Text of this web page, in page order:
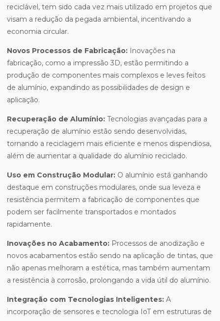
reciclável, tem sido cada vez mais utilizado em projetos que
visam a redução da pegada ambiental, incentivando a
economia circular.
Novos Processos de Fabricação: Inovações na
fabricação, como a impressão 3D, estão permitindo a
produção de componentes mais complexos e leves feitos
de alumínio, expandindo as possibilidades de design e
aplicação.
Recuperação de Alumínio: Tecnologias avançadas para a
recuperação de alumínio estão sendo desenvolvidas,
tornando a reciclagem mais eficiente e menos dispendiosa,
além de aumentar a qualidade do alumínio reciclado.
Uso em Construção Modular: O alumínio está ganhando
destaque em construções modulares, onde sua leveza e
resistência permitem a fabricação de componentes que
podem ser facilmente transportados e montados
rapidamente.
Inovações no Acabamento: Processos de anodização e
novos acabamentos estão sendo na aplicação de tintas, que
não apenas melhoram a estética, mas também aumentam
a resistência à corrosão, prolongando a vida útil do alumínio.
Integração com Tecnologias Inteligentes: A
incorporação de sensores e tecnologia IoT em estruturas de